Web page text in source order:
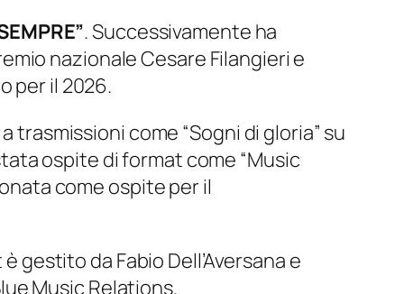
. Successivamente ha
nazionale Cesare Filangieri e
per il 2026.
trasmissioni come “Sogni di gloria” su
ospite di format come “Music
come ospite per il
gestito da Fabio Dell’Aversana e
Music Relations.